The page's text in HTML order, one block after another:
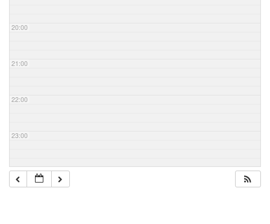
20:00
21:00
22:00
23:00